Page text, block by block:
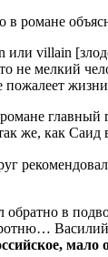
романе
villain
не мелкий
пожалеет
главный
же, как Саид
в
Василий
мало